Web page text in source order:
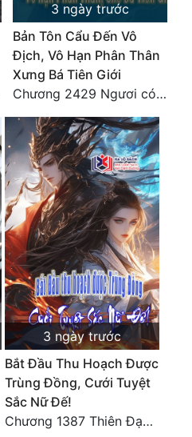
3 ngày trước
Bản Tôn Cẩu Đến Vô
Địch, Vô Hạn Phân Thân
Xưng Bá Tiên Giới
Chương 2429 Ngươi có tuệ nhãn? Ta có...
3 ngày trước
Bắt Đầu Thu Hoạch Được
Trùng Đồng, Cưới Tuyệt
Sắc Nữ Đế!
Chương 1387 Thiên Đạo đắc ý